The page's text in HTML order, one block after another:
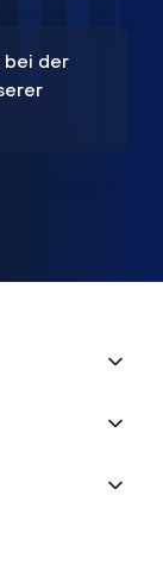
bei der